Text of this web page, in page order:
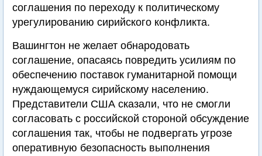
соглашения по переходу к политическому
урегулированию сирийского конфликта.
Вашингтон не желает обнародовать
соглашение, опасаясь повредить усилиям по
обеспечению поставок гуманитарной помощи
нуждающемуся сирийскому населению.
Представители США сказали, что не смогли
согласовать с российской стороной обсуждение
соглашения так, чтобы не подвергать угрозе
оперативную безопасность выполнения